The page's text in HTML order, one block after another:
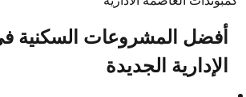
أفضل المشروعات السكنية
الإدارية الجديدة